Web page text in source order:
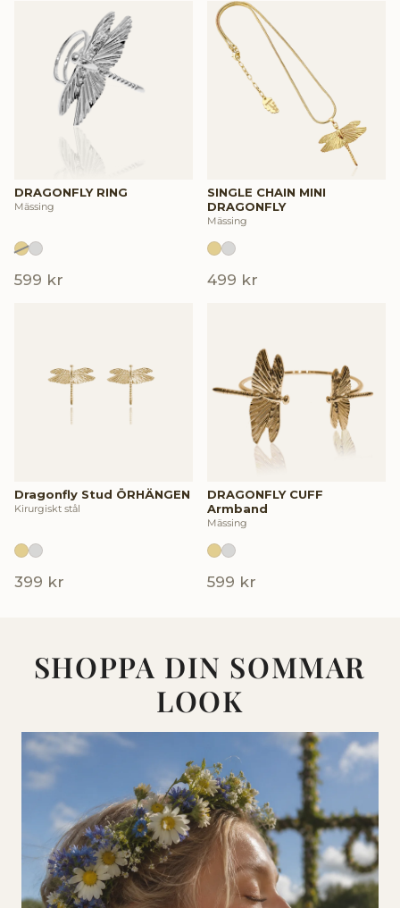
DRAGONFLY RING
Mässing
599 kr
SINGLE CHAIN MINI
DRAGONFLY
Mässing
499 kr
Dragonfly Stud ÖRHÄNGEN
Kirurgiskt stål
399 kr
DRAGONFLY CUFF
Armband
Mässing
599 kr
SHOPPA DIN SOMMAR
LOOK